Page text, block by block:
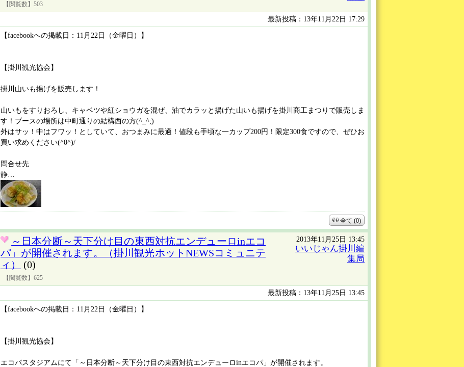
【閲覧数】503
最新投稿：13年11月22日 17:29
【facebookへの掲載日：11月22日（金曜日）】
【掛川観光協会】
掛川山いも揚げを販売します！
山いもをすりおろし、キャベツや紅ショウガを混ぜ、油でカラッと揚げた山いも揚げを掛川商工まつりで販売しま
す！ブースの場所は中町通りの結構西の方(^_^;)
外はサッ！中はフワッ！としていて、おつまみに最適！値段も手頃な一カップ200円！限定300食ですので、ぜひお
買い求めください(^0^)/
問合せ先
静…
全て (0)
～日本分断～天下分け目の東西対抗エンデューロinエコ
パ」が開催されます。（掛川観光ホットNEWSコミュニテ
ィ）
(0)
【閲覧数】625
2013年11月25日 13:45
いいじゃん掛川編
集局
最新投稿：13年11月25日 13:45
【facebookへの掲載日：11月22日（金曜日）】
【掛川観光協会】
エコパスタジアムにて「～日本分断～天下分け目の東西対抗エンデューロinエコパ」が開催されます。